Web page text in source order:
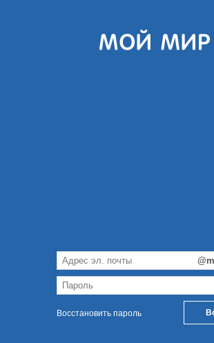
Восстановить пароль